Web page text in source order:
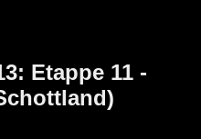
Etappe 11 -